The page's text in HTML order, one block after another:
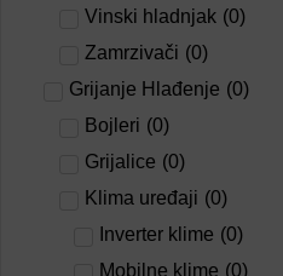
Vinski hladnjak (0)
Zamrzivači (0)
Grijanje Hlađenje (0)
Bojleri (0)
Grijalice (0)
Klima uređaji (0)
Inverter klime (0)
Mobilne klime (0)